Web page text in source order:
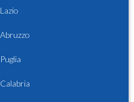
Lazio
Abruzzo
Puglia
Calabria